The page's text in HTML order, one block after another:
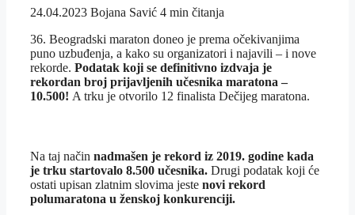
24.04.2023 Bojana Savić 4 min čitanja
36. Beogradski maraton doneo je prema očekivanjima
puno uzbuđenja, a kako su organizatori i najavili – i nove
rekorde. Podatak koji se definitivno izdvaja je
rekordan broj prijavljenih učesnika maratona –
10.500! A trku je otvorilo 12 finalista Dečijeg maratona.
Na taj način nadmašen je rekord iz 2019. godine kada
je trku startovalo 8.500 učesnika. Drugi podatak koji će
ostati upisan zlatnim slovima jeste novi rekord
polumaratona u ženskoj konkurenciji.